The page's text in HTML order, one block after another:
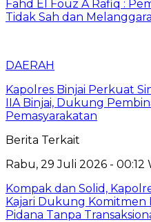
Fahd El Fouz A Rafiq :
Tidak Sah dan
DAERAH
Kapolres Binjai Perkuat
IIA Binjai, Dukung
Pemasyarakatan
Berita Terkait
Rabu, 29 Juli 2026 - 00:12
Kompak dan Solid,
Kajari Dukung Komitmen
Pidana Tanpa